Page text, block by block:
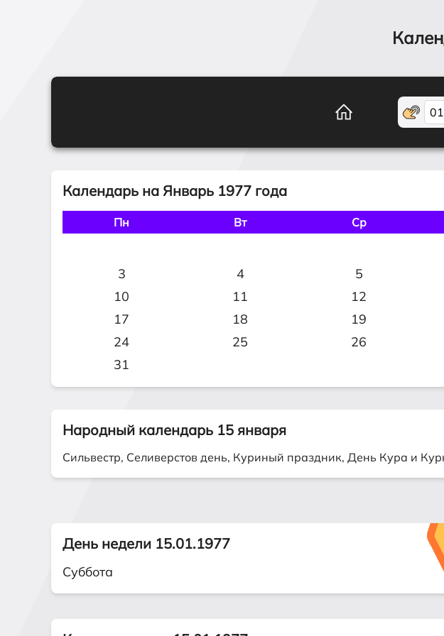
Календарь на Январь 1977 года
Пн Вт Ср
3
4 5
10
11 12
17
18 19
24
25 26
31
Народный календарь 15 января
Сильвестр, Селиверстов день, Куриный праздник, День Кура и
День недели 15.01.1977
Суббота